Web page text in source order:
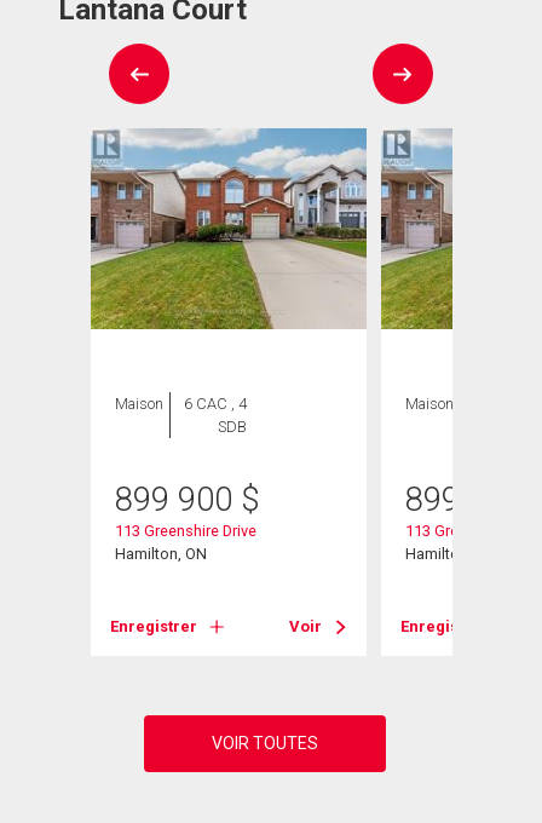
Lantana Court
Maison
6 CAC , 4
SDB
899 900 $
113 Greenshire Drive
Hamilton, ON
Enregistrer Voir
Maison
899 900
113 Greenshire
Hamilton, ON
Enregistrer